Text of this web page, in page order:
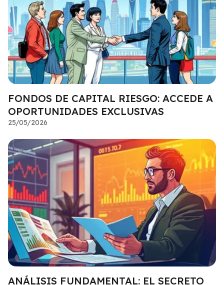
FONDOS DE CAPITAL RIESGO: ACCEDE A
OPORTUNIDADES EXCLUSIVAS
25/05/2026
ANÁLISIS FUNDAMENTAL: EL SECRETO